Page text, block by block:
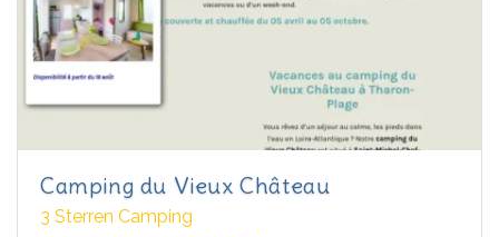
Camping du Vieux Château
3 Sterren Camping